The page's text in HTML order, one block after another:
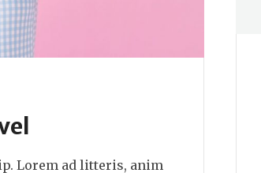
Lorem ad litteris, anim